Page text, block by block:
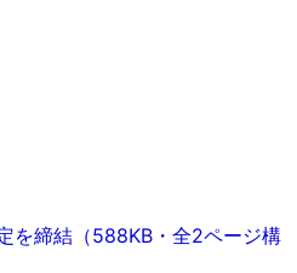
を締結（588KB・全2ページ構